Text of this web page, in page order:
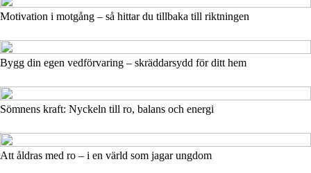
Motivation i motgång – så hittar du tillbaka till riktningen
Bygg din egen vedförvaring – skräddarsydd för ditt hem
Sömnens kraft: Nyckeln till ro, balans och energi
Att åldras med ro – i en värld som jagar ungdom